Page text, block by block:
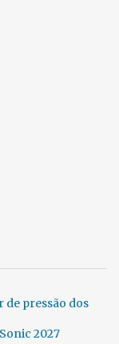
de pressão dos
2027